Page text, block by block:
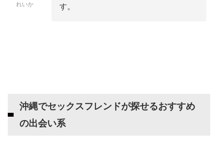
れいか
す。
沖縄でセックスフレンドが探せるおすすめ
の出会い系